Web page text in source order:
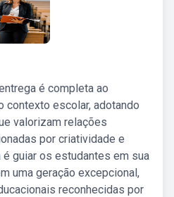
é completa ao
contexto escolar, adotando
valorizam relações
por criatividade e
guiar os estudantes em sua
uma geração excepcional,
reconhecidas por